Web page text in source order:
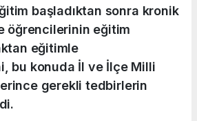
başladıktan sonra kronik
öğrencilerinin eğitim
eğitimle
bu konuda İl ve İlçe Milli
gerekli tedbirlerin